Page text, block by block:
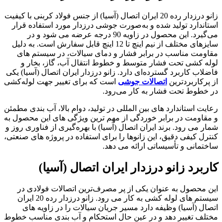
زانو درزدار رده 20 ایران اتصال (آسیا) از جنس فولاد کربنی با کیفیت
استاندارد تولید شده و به‌صورت جوشی درزدار مورد استفاده قرار
می‌گیرد. این محصول در زاویه 90 درجه عرضه می ‌شود و در
سایزهای مختلف از نیم اینچ تا 12 اینچ قابل سفارش است. به دلیل
مقاومت مناسب در برابر فشار و دمای سیالات، در سیستم‌ های
لوله ‌کشی تحت فشار متوسط و خطوط انتقال آب، گاز، بخار و
فاضلاب کاربرد گسترده‌ای دارد. زانو درزدار ایران اتصال (آسیا) یکی
از پرکاربردترین اتصالات جوشی است که برای تغییر جهت لوله‌کشی
در خطوط تحت فشار به کار می‌رود.
رعایت استاندارد های بین‌ المللی در تولید، دوام بالا، آب‌ بندی مطمئن
و مقاومت در برابر خوردگی از مهم ‌ترین ویژگی‌ های این محصول به
شمار می‌ رود. برند ایران اتصال (آسیا) با بهره‌گیری از فناوری روز و
کنترل کیفی دقیق، این زانوها را برای استفاده در پروژه‌ های صنعتی،
ساختمانی و تأسیساتی ارائه می‌ دهد.
کاربرد زانو درزدار ایران اتصال (آسیا)
این محصول به ‌عنوان یکی از پر مصرف‌ترین اتصالات فولادی در
سیستم ‌های لوله‌ کشی به کار می ‌رود. زانو درزدار رده 20 ایران
اتصال (آسیا) وظیفه دارد مسیر جریان سیالات را در زاویه‌ های
مختلف تغییر دهد و در عین حال استحکام و آب ‌بندی مناسب خطوط